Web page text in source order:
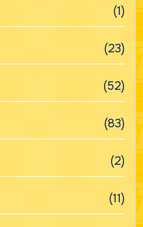
(1)
(23)
(52)
(83)
(2)
(11)